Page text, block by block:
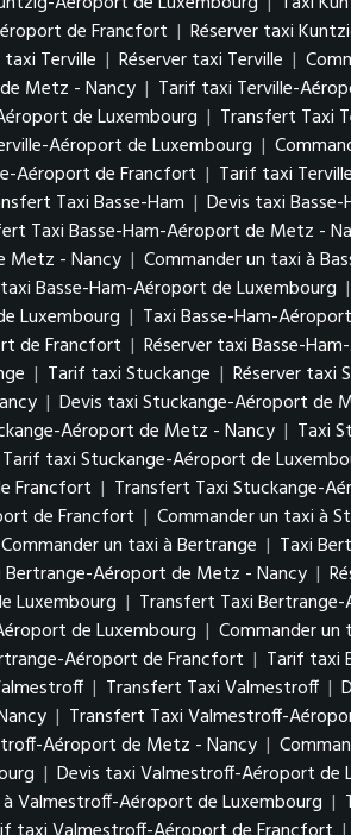
de Francfort | Réserver taxi
Terville | Réserver taxi Terville |
Metz - Nancy | Tarif taxi Terville-
de Luxembourg | Transfert Taxi
Aéroport de Luxembourg |
Aéroport de Francfort | Tarif taxi
Taxi Basse-Ham | Devis taxi Basse-
Taxi Basse-Ham-Aéroport de Metz -
Metz - Nancy | Commander un taxi à
Basse-Ham-Aéroport de Luxembourg |
Luxembourg | Taxi Basse-Ham-
de Francfort | Réserver taxi Basse-
| Tarif taxi Stuckange | Réserver taxi
| Devis taxi Stuckange-Aéroport de
Aéroport de Metz - Nancy | Taxi
Tarif taxi Stuckange-Aéroport de
Francfort | Transfert Taxi Stuckange-
de Francfort | Commander un taxi à
Commander un taxi à Bertrange | Taxi
Aéroport de Metz - Nancy |
Luxembourg | Transfert Taxi
de Luxembourg | Commander
Aéroport de Francfort | Tarif taxi
| Transfert Taxi Valmestroff |
| Transfert Taxi Valmestroff-
Aéroport de Metz - Nancy |
| Devis taxi Valmestroff-Aéroport de
Valmestroff-Aéroport de Luxembourg |